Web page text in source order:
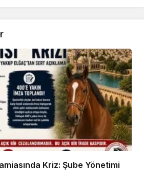
Kriz: Şube Yönetimi